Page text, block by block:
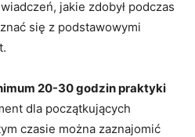
jakie zdobył podczas
się z ‌podstawowymi
20-30 godzin praktyki
dla⁢ początkujących
czasie można ‍zaznajomić